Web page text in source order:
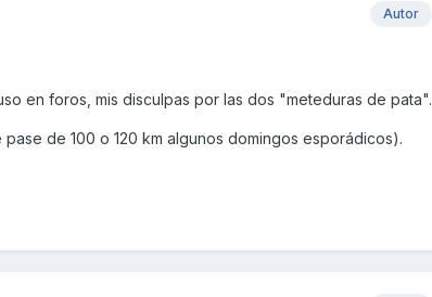
Autor
en foros, mis disculpas por las dos "meteduras de pata".
de 100 o 120 km algunos domingos esporádicos).